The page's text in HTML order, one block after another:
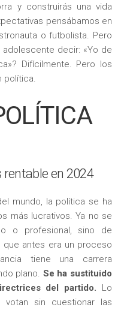
y construirás una vida
pensábamos en
o futbolista. Pero
adolescente decir: «Yo de
Difícilmente. Pero los
política.
rentable en 2024
mundo, la política se ha
más lucrativos. Ya no se
o profesional, sino de
antes era un proceso
tiene una carrera
plano. Se ha sustituido
del partido. Lo
sin cuestionar las